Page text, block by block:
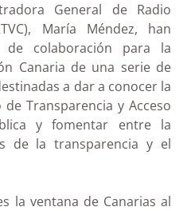
General de Radio
María Méndez, han
colaboración para la
Canaria de una serie de
a dar a conocer la
Transparencia y Acceso
y fomentar entre la
de la transparencia y el
la ventana de Canarias al